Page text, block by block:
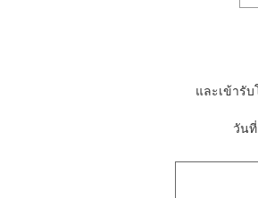
และเข้ารั
วัน